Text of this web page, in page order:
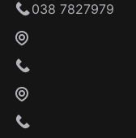
Khách hàng
038 7827979